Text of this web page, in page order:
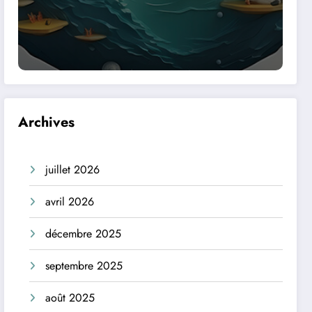
Archives
juillet 2026
avril 2026
décembre 2025
septembre 2025
août 2025